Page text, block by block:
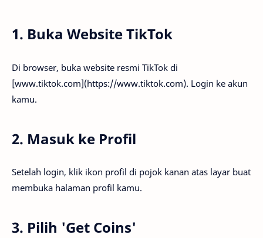
1. Buka Website TikTok
Di browser, buka website resmi TikTok di
[www.tiktok.com](https://www.tiktok.com). Login ke akun
kamu.
2. Masuk ke Profil
Setelah login, klik ikon profil di pojok kanan atas layar buat
membuka halaman profil kamu.
3. Pilih 'Get Coins'